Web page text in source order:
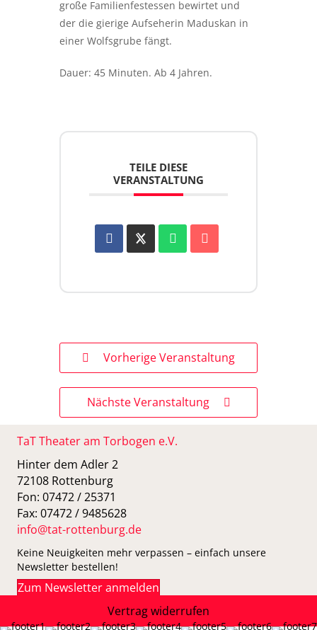
große Familienfestessen bewirtet und
der die gierige Aufseherin Maduskan in
einer Wolfsgrube fängt.
Dauer: 45 Minuten. Ab 4 Jahren.
TEILE DIESE
VERANSTALTUNG
Vorherige Veranstaltung
Nächste Veranstaltung
TaT Theater am Torbogen e.V.
Hinter dem Adler 2
72108 Rottenburg
Fon: 07472 / 25371
Fax: 07472 / 9485628
info@tat-rottenburg.de
Keine Neuigkeiten mehr verpassen – einfach unsere
Newsletter bestellen!
Zum Newsletter anmelden
Vertrag widerrufen